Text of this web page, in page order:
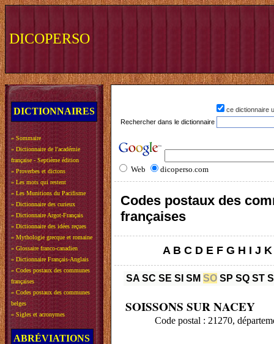
DICOPERSO
DICTIONNAIRES
» Sommaire
» Dictionnaire de l'académie
française - Septième édition
» Proverbes et dictons
» Les mots qui restent
» Les Munitions du Pacifisme
» Dictionnaire des curieux
» Dictionnaire Argot-Français
» Dictionnaire des idées reçues
» Mythologie grecque et romaine
» Glossaire franco-canadien
» Dictionnaire Français-Anglais
» Codes postaux des communes
françaises
» Codes postaux des communes
belges
» Sigles et acronymes
ABRÉVIATIONS
ce dictionnaire
Rechercher dans le dictionnaire
Web dicoperso.com
Codes postaux des
françaises
A B C D E F G H I J K
SA SC SE SI SM SO SP SQ ST
SOISSONS SUR NACEY
Code postal : 21270,